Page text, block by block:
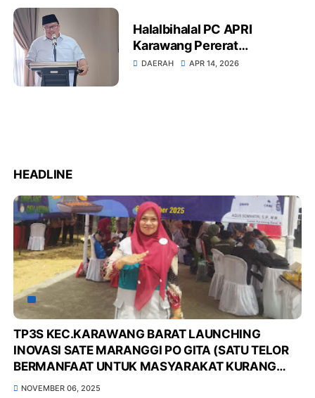
Halalbihalal PC APRI
Karawang Pererat
Silaturahmi, Lima Kepala
DAERAH APR 14, 2026
HEADLINE
TP3S KEC.KARAWANG BARAT LAUNCHING
INOVASI SATE MARANGGI PO GITA (SATU TELOR
BERMANFAAT UNTUK MASYARAKAT KURANG
GIZI DI POS GIZI KELUARGA KITA), UNTUK
NOVEMBER 06, 2025